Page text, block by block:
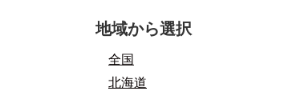
地域から選択
全国
北海道